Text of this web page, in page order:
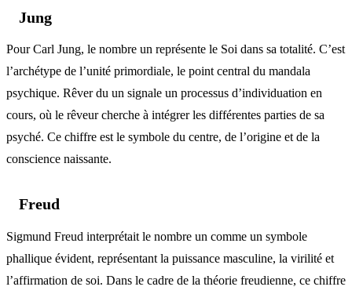
Jung
Pour Carl Jung, le nombre un représente le Soi dans sa totalité. C’est
l’archétype de l’unité primordiale, le point central du mandala
psychique. Rêver du un signale un processus d’individuation en
cours, où le rêveur cherche à intégrer les différentes parties de sa
psyché. Ce chiffre est le symbole du centre, de l’origine et de la
conscience naissante.
Freud
Sigmund Freud interprétait le nombre un comme un symbole
phallique évident, représentant la puissance masculine, la virilité et
l’affirmation de soi. Dans le cadre de la théorie freudienne, ce chiffre